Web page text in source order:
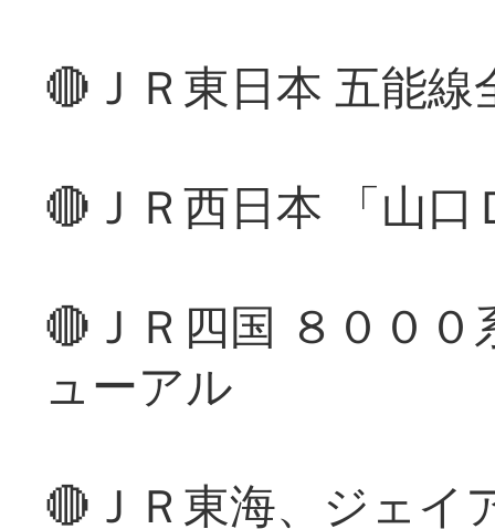
🔴ＪＲ東日本 五能
🔴ＪＲ西日本 「山
🔴ＪＲ四国 ８００
ューアル
🔴ＪＲ東海、ジェイ